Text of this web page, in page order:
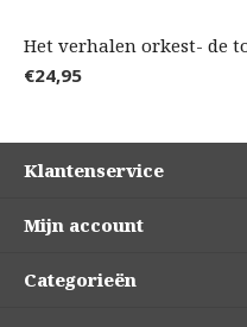
Het verhalen orkest- de
€24,95
Klantenservice
Mijn account
Categorieën